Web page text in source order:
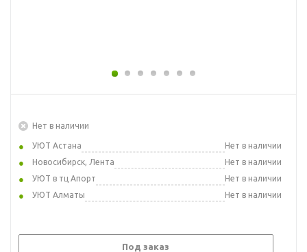
Нет в наличии
УЮТ Астана
Нет в наличии
Новосибирск, Лента
Нет в наличии
УЮТ в тц Апорт
Нет в наличии
УЮТ Алматы
Нет в наличии
Под заказ